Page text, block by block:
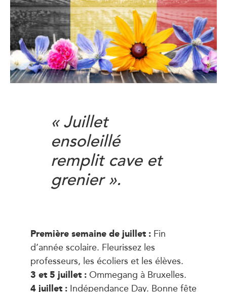
« Juillet
ensoleillé
remplit cave et
grenier ».
Première semaine de juillet : Fin
d’année scolaire. Fleurissez les
professeurs, les écoliers et les élèves.
3 et 5 juillet :Ommegang à Bruxelles.
4 juillet : Indépendance Day. Bonne fête